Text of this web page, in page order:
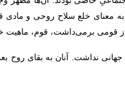
معنای خلع سلاح روحی و
از قومی برمی‌داشت، قوم،
نداشت. آنان به بقای روح بعد